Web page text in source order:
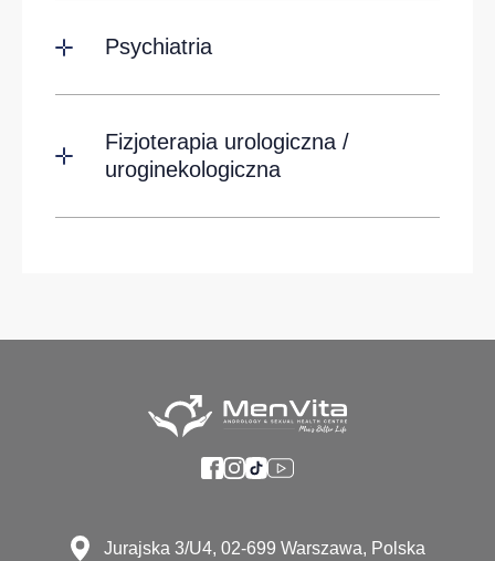
Psychiatria
Fizjoterapia urologiczna /
uroginekologiczna
Jurajska 3/U4, 02-699 Warszawa, Polska